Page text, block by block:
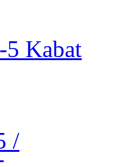
5 Kabat